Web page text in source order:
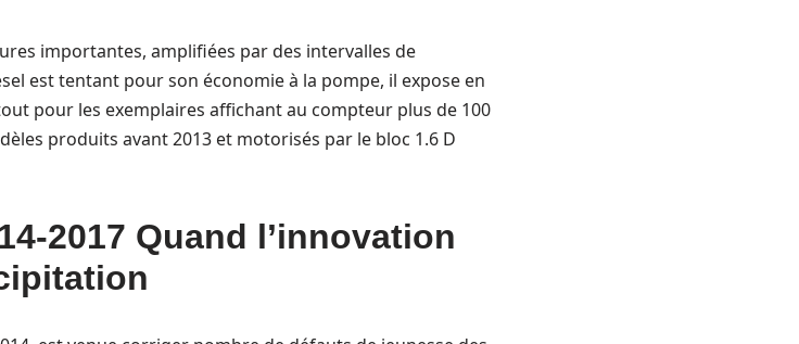
importantes, amplifiées par des intervalles de
est tentant pour son économie à la pompe, il expose en
pour les exemplaires affichant au compteur plus de 100
produits avant 2013 et motorisés par le bloc 1.6 D
2017 Quand l’innovation